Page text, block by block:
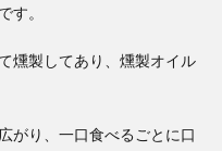
す。
燻製してあり、燻製オイル
がり、一口食べるごとに口